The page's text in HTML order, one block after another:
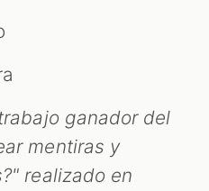
ganador del
mentiras y
realizado en